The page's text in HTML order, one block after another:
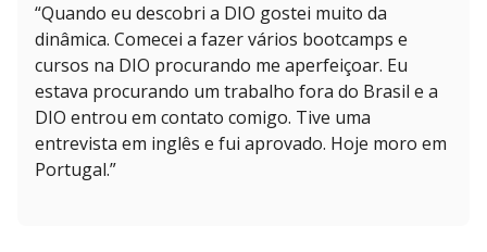
“Quando eu descobri a DIO gostei muito da
dinâmica. Comecei a fazer vários bootcamps e
cursos na DIO procurando me aperfeiçoar. Eu
estava procurando um trabalho fora do Brasil e a
DIO entrou em contato comigo. Tive uma
entrevista em inglês e fui aprovado. Hoje moro em
Portugal.”